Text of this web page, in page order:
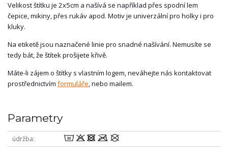
Velikost štítku je 2x5cm a našívá se například přes spodní lem
čepice, mikiny, přes rukáv apod. Motiv je univerzální pro holky i pro
kluky.
Na etiketě jsou naznačené linie pro snadné našívání. Nemusíte se
tedy bát, že štítek prošijete křivě.
Máte-li zájem o štítky s vlastním logem, neváhejte nás kontaktovat
prostřednictvím formuláře, nebo mailem.
Parametry
údržba wodmU